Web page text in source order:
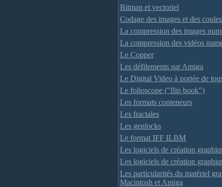
Bitmap et vectoriel
Codage des images et des
La compression des images
La compression des vidéos
Le Copper
Les défilements sur Amiga
Le Digital Video à portée de
Le folioscope ("flip book")
Les formats conteneurs
Les fractales
Les genlocks
Le format IFF ILBM
Les logiciels de création
Les logiciels de création
Les particularités du matériel
Macintosh et Amiga